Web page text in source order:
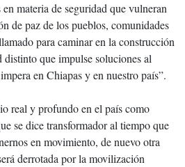
materia de seguridad que vulneran
de paz de los pueblos, comunidades
para caminar en la construcción
que impulse soluciones al
en Chiapas y en nuestro país”.
real y profundo en el país como
se dice transformador al tiempo que
en movimiento, de nuevo otra
derrotada por la movilización